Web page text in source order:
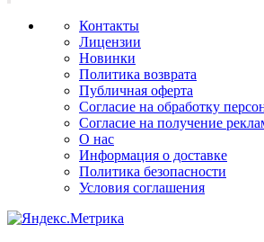
Контакты
Лицензии
Новинки
Политика возврата
Публичная оферта
Согласие на обработку
Согласие на получение
О нас
Информация о доставке
Политика безопасности
Условия соглашения